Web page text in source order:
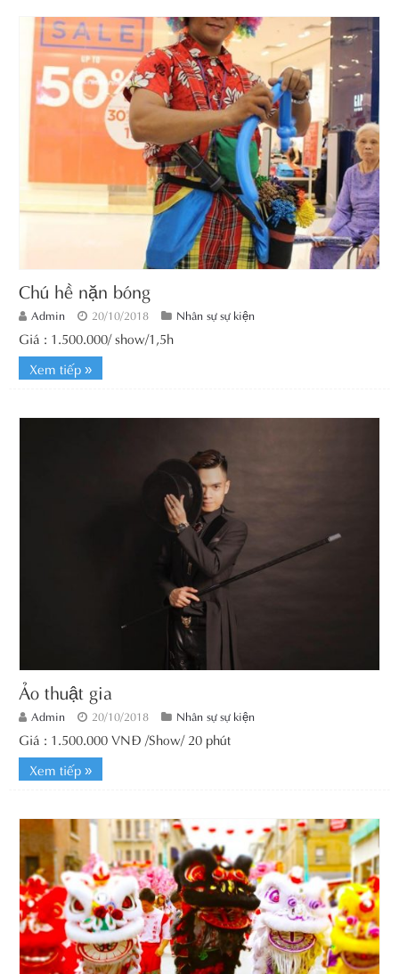
Chú hề nặn bóng
Admin 20/10/2018 Nhân sự sự kiện
Giá : 1.500.000/ show/1,5h
Xem tiếp »
Ảo thuật gia
Admin 20/10/2018 Nhân sự sự kiện
Giá : 1.500.000 VNĐ /Show/ 20 phút
Xem tiếp »